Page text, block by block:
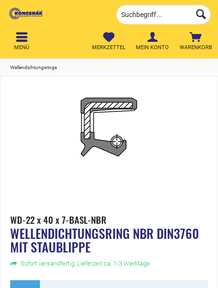
WARENKORB
MERKZETTEL MEIN KONTO
MENÜ
Wellendichtungsringe
WD-22 x 40 x 7-BASL-NBR
WELLENDICHTUNGSRING NBR DIN3760
MIT STAUBLIPPE
Sofort versandfertig, Lieferzeit ca. 1-3 Werktage